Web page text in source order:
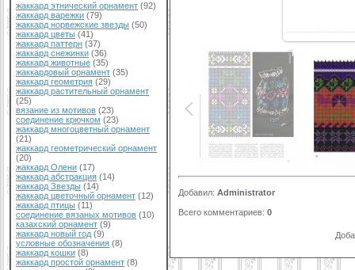
жаккард этнический орнамент (92)
жаккард варежки (79)
жаккард норвежские звезды (50)
жаккард цветы (41)
жаккард паттерн (37)
жаккард снежинки (36)
жаккард животные (35)
жаккардовый орнамент (35)
жаккард геометрия (29)
жаккард растительный орнамент
(25)
вязание из мотивов (23)
соединение крючком (23)
жаккард многоцветный орнамент
(21)
жаккард геометрический орнамент
(20)
жаккард Олени (17)
жаккард абстракция (14)
жаккард Звезды (14)
жаккард цветочный орнамент (12)
жаккард птицы (11)
соединение вязаных мотивов (10)
казахский орнамент (9)
жаккард новый год (9)
условные обозначения (8)
жаккард кошки (8)
жаккард простой орнамент (8)
Добавил: Administrator
Всего комментариев: 0